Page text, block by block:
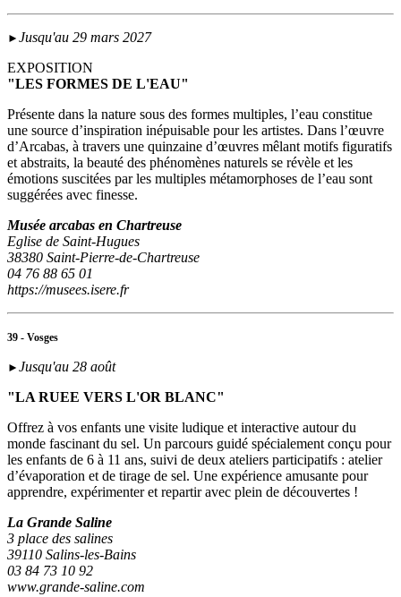
► Jusqu'au 29 mars 2027
EXPOSITION
"LES FORMES DE L'EAU"
Présente dans la nature sous des formes multiples, l’eau constitue
une source d’inspiration inépuisable pour les artistes. Dans l’œuvre
d’Arcabas, à travers une quinzaine d’œuvres mêlant motifs figuratifs
et abstraits, la beauté des phénomènes naturels se révèle et les
émotions suscitées par les multiples métamorphoses de l’eau sont
suggérées avec finesse.
Musée arcabas en Chartreuse
Eglise de Saint-Hugues
38380 Saint-Pierre-de-Chartreuse
04 76 88 65 01
https://musees.isere.fr
39 - Vosges
► Jusqu'au 28 août
"LA RUEE VERS L'OR BLANC"
Offrez à vos enfants une visite ludique et interactive autour du
monde fascinant du sel. Un parcours guidé spécialement conçu pour
les enfants de 6 à 11 ans, suivi de deux ateliers participatifs : atelier
d’évaporation et de tirage de sel. Une expérience amusante pour
apprendre, expérimenter et repartir avec plein de découvertes !
La Grande Saline
3 place des salines
39110 Salins-les-Bains
03 84 73 10 92
www.grande-saline.com